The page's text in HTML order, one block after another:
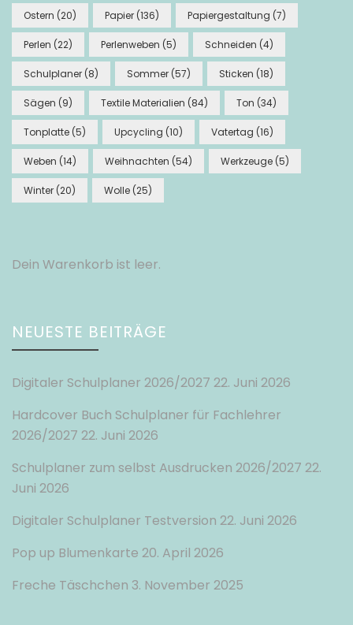
Ostern (20) Papier (136) Papiergestaltung (7)
Perlen (22) Perlenweben (5) Schneiden (4)
Schulplaner (8) Sommer (57) Sticken (18)
Sägen (9) Textile Materialien (84) Ton (34)
Tonplatte (5) Upcycling (10) Vatertag (16)
Weben (14) Weihnachten (54) Werkzeuge (5)
Winter (20) Wolle (25)
Dein Warenkorb ist leer.
NEUESTE BEITRÄGE
Digitaler Schulplaner 2026/2027 22. Juni 2026
Hardcover Buch Schulplaner für Fachlehrer
2026/2027 22. Juni 2026
Schulplaner zum selbst Ausdrucken 2026/2027 22.
Juni 2026
Digitaler Schulplaner Testversion 22. Juni 2026
Pop up Blumenkarte 20. April 2026
Freche Täschchen 3. November 2025